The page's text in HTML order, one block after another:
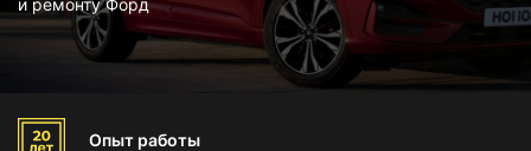
и ремонту Форд
Опыт работы